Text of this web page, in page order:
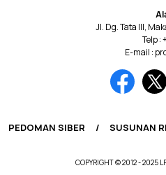
Jl. Dg. Tata III,
Telp :
E-mail :
PEDOMAN SIBER SUSUNAN
COPYRIGHT © 2012 - 2025